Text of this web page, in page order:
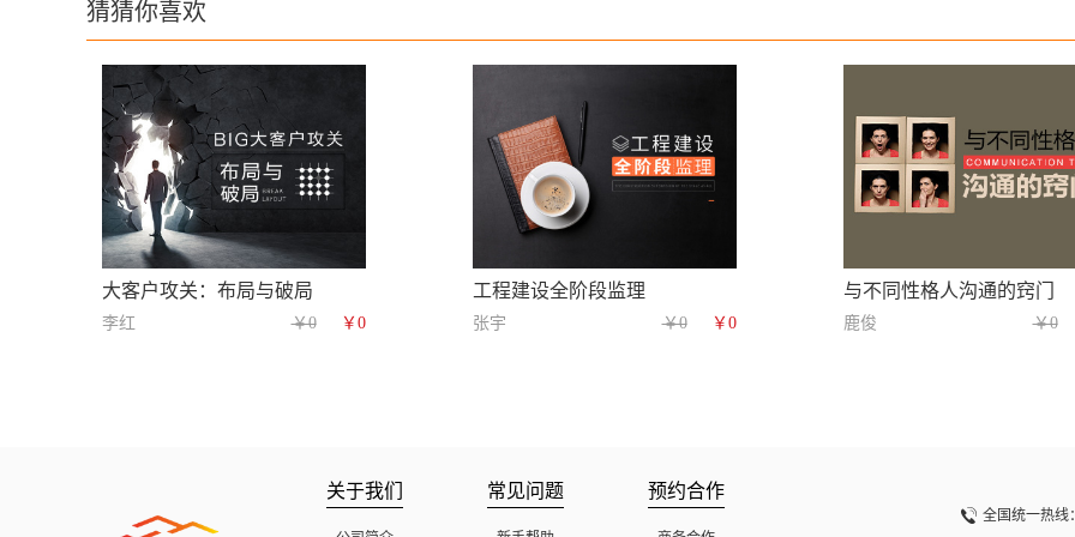
猜猜你喜欢
大客户攻关：布局与破局
李红 ￥0
￥0
工程建设全阶段监理
张宇 ￥0
￥0
与不同性格人沟通的窍门
鹿俊 ￥0
关于我们 常见问题 预约合作
全国统一热线